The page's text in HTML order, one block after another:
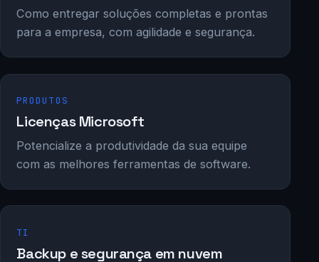
Como entregar soluções completas e prontas
para a empresa, com agilidade e segurança.
PRODUTOS
Licenças Microsoft
Potencialize a produtividade da sua equipe
com as melhores ferramentas de software.
TI
Backup e segurança em nuvem